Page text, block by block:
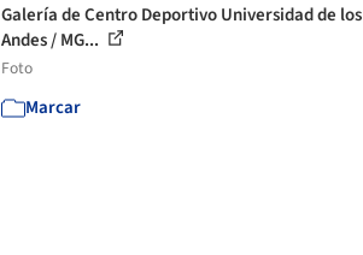
Galería de Centro Deportivo Universidad de los
Andes / MG...
Foto
Marcar